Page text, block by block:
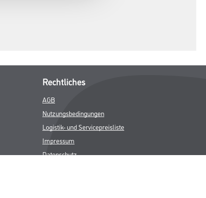
Rechtliches
AGB
Nutzungsbedingungen
Logistik- und Servicepreisliste
Impressum
Datenschutz